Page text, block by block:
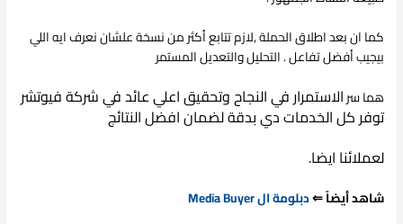
كما ان بعد اطلاق الحملة ,لازم تتابع أكثر من نسخة علشان نعرف ايه اللي
بيجيب أفضل تفاعل . التحليل والتعديل المستمر
هما سرالاستمرار في النجاح وتحقيق اعلي عائدفي شركة فيوتشر
توفر كل الخدمات دي بدقة لضمان افضل النتائج
لعملائنا ايضا.
شاهد أيضاً ⇐دبلومة ال Media Buyer